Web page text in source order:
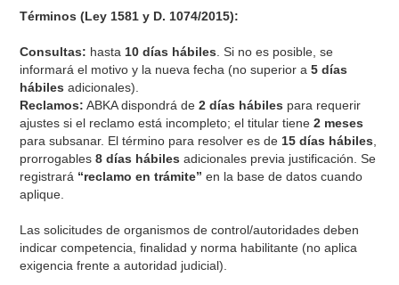
Términos (Ley 1581 y D. 1074/2015):
Consultas: hasta 10 días hábiles . Si no es posible, se
informará el motivo y la nueva fecha (no superior a5 días
hábiles adicionales).
Reclamos: ABKA dispondrá de2 días hábiles para requerir
ajustes si el reclamo está incompleto; el titular tiene2 meses
para subsanar. El término para resolver es de 15 días hábiles
prorrogables8 días hábiles adicionales previa justificación. Se
registrará “reclamo en trámite” en la base de datos cuando
aplique.
Las solicitudes de organismos de control/autoridades deben
indicar competencia, finalidad y norma habilitante (no aplica
exigencia frente a autoridad judicial).